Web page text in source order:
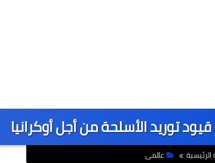
توريد الأسلحة من أجل أوكرانيا
عالمى